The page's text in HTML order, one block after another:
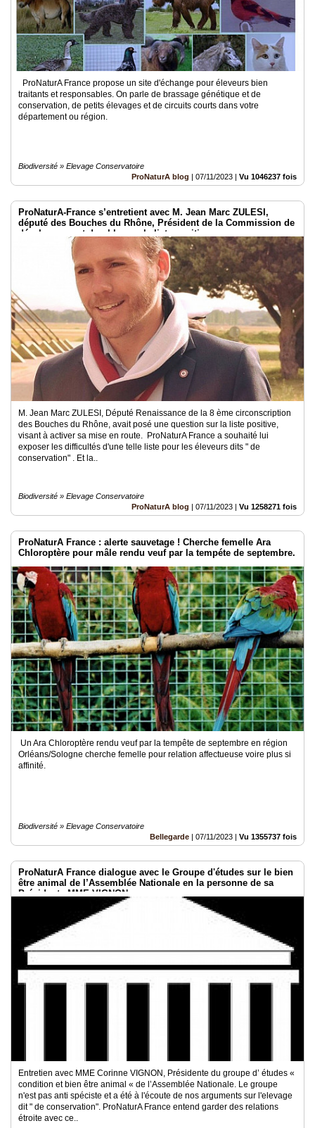
ProNaturA France propose un site d'échange pour éleveurs bien
traitants et responsables. On parle de brassage génétique et de
conservation, de petits élevages et de circuits courts dans votre
département ou région.
Biodiversité » Elevage Conservatoire
ProNaturA blog | 07/11/2023 | Vu 1046237 fois
ProNaturA-France s’entretient avec M. Jean Marc ZULESI,
député des Bouches du Rhône, Président de la Commission de
développement durable, sur la liste positive.
M. Jean Marc ZULESI, Député Renaissance de la 8 ème circonscription
des Bouches du Rhône, avait posé une question sur la liste positive,
visant à activer sa mise en route. ProNaturA France a souhaité lui
exposer les difficultés d'une telle liste pour les éleveurs dits " de
conservation" . Et la..
Biodiversité » Elevage Conservatoire
ProNaturA blog | 07/11/2023 | Vu 1258271 fois
ProNaturA France : alerte sauvetage ! Cherche femelle Ara
Chloroptère pour mâle rendu veuf par la tempéte de septembre.
Un Ara Chloroptère rendu veuf par la tempête de septembre en région
Orléans/Sologne cherche femelle pour relation affectueuse voire plus si
affinité.
Biodiversité » Elevage Conservatoire
Bellegarde | 07/11/2023 | Vu 1355737 fois
ProNaturA France dialogue avec le Groupe d'études sur le bien
être animal de l’Assemblée Nationale en la personne de sa
Présidente MME VIGNON
Entretien avec MME Corinne VIGNON, Présidente du groupe d’ études «
condition et bien être animal « de l’Assemblée Nationale. Le groupe
n'est pas anti spéciste et a été à l'écoute de nos arguments sur l'elevage
dit " de conservation". ProNaturA France entend garder des relations
étroite avec ce..